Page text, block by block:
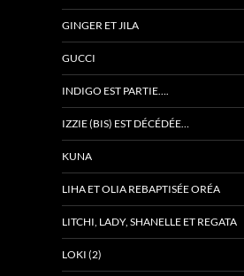
GINGER ET JILA
GUCCI
INDIGO EST PARTIE….
IZZIE (BIS) EST DÉCÉDÉE…
KUNA
LIHA ET OLIA REBAPTISÉE ORÉA
LITCHI, LADY, SHANELLE ET REGATA
LOKI (2)